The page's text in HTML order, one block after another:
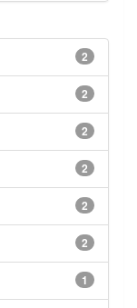
2
2
2
2
2
2
1